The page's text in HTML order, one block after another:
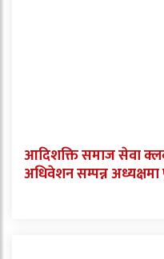
आदिशक्ति समाज सेवा
अधिवेशन सम्पन्न अध्यक्षमा